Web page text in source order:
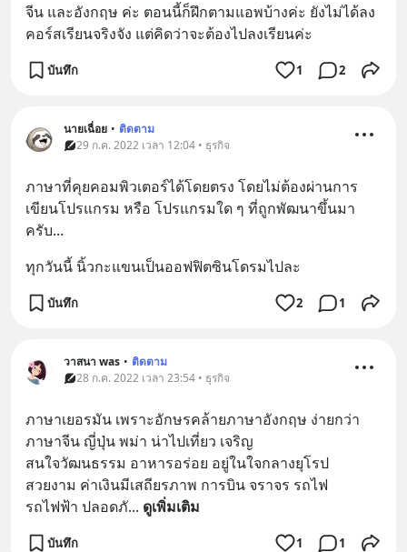
จีน และอังกฤษ ค่ะ ตอนนี้ก็ฝึกตามแอพบ้างค่ะ ยังไม่ได้ลง
คอร์สเรียนจริงจัง แต่คิดว่าจะต้องไปลงเรียนค่ะ
บันทึก 1 2
นายเฉื่อย • ติดตาม
29 ก.ค. 2022 เวลา 12:04 • ธุรกิจ
ภาษาที่คุยคอมพิวเตอร์ได้โดยตรง โดยไม่ต้องผ่านการ
เขียนโปรแกรม หรือ โปรแกรมใด ๆ ที่ถูกพัฒนาขึ้นมา
ครับ...
ทุกวันนี้ นิ้วกะแขนเป็นออฟฟิตซินโดรมไปละ
บันทึก 2 1
วาสนา was • ติดตาม
28 ก.ค. 2022 เวลา 23:54 • ธุรกิจ
ภาษาเยอรมัน เพราะอักษรคล้ายภาษาอังกฤษ ง่ายกว่า
ภาษาจีน ญี่ปุ่น พม่า น่าไปเที่ยว เจริญ
สนใจวัฒนธรรม อาหารอร่อย อยู่ในใจกลางยุโรป
สวยงาม ค่าเงินมีเสถียรภาพ การบิน จราจร รถไฟ
รถไฟฟ้า ปลอดภั... ดูเพิ่มเติม
บันทึก 1 1